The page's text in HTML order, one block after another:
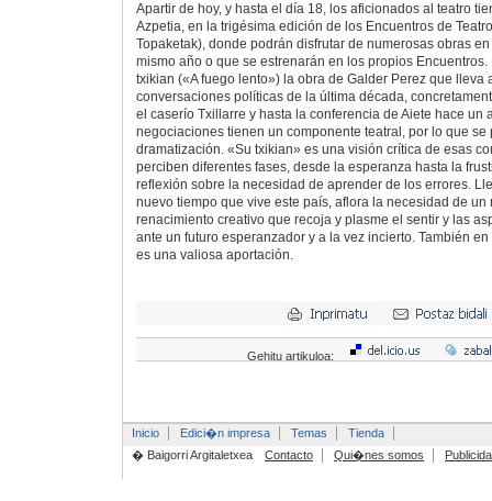
Apartir de hoy, y hasta el día 18, los aficionados al teatro
Azpetia, en la trigésima edición de los Encuentros de
Topaketak), donde podrán disfrutar de numerosas obras
mismo año o que se estrenarán en los propios
txikian («A fuego lento») la obra de Galder Perez que lleva
conversaciones políticas de la última década,
el caserío Txillarre y hasta la conferencia de Aiete hace un
negociaciones tienen un componente teatral, por lo que se
dramatización. «Su txikian» es una visión crítica de esas
perciben diferentes fases, desde la esperanza hasta la
reflexión sobre la necesidad de aprender de los errores.
nuevo tiempo que vive este país, aflora la necesidad de un
renacimiento creativo que recoja y plasme el sentir y las
ante un futuro esperanzador y a la vez incierto. También
es una valiosa aportación.
Gehitu artikuloa:
Inicio Edici�n impresa Temas
Tienda
� Baigorri Argitaletxea
Contacto Qui�nes somos